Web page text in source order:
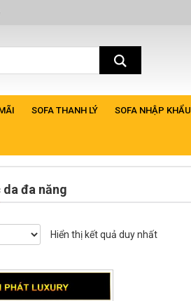
SOFA THANH LÝ SOFA NHẬP KHẨU
đa năng
Hiển thị kết quả duy nhất